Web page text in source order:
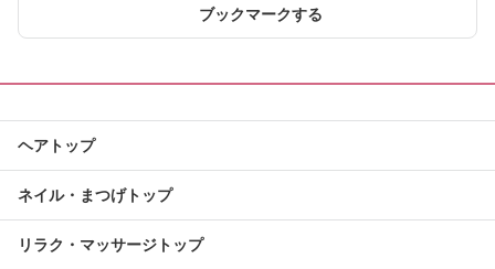
ブックマークする
ヘアトップ
ネイル・まつげトップ
リラク・マッサージトップ